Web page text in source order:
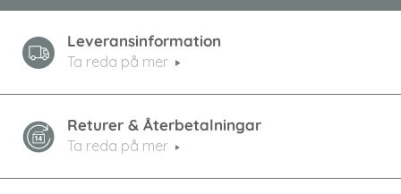
Leveransinformation
Ta reda på mer
Returer & Återbetalningar
Ta reda på mer